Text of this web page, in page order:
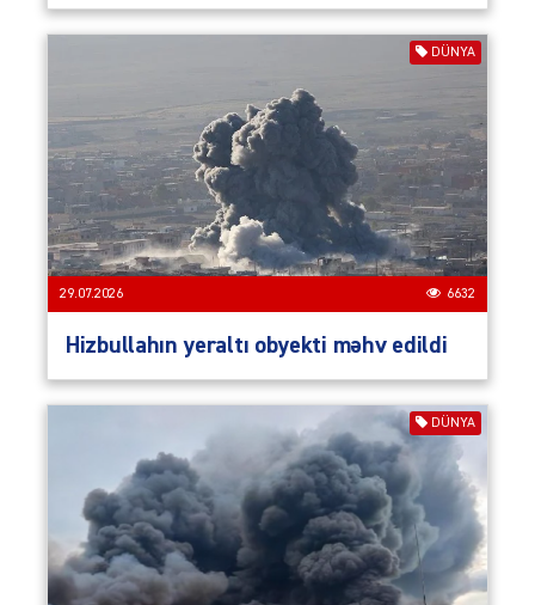
DÜNYA
29.07.2026 6632
Hizbullahın yeraltı obyekti məhv edildi
DÜNYA